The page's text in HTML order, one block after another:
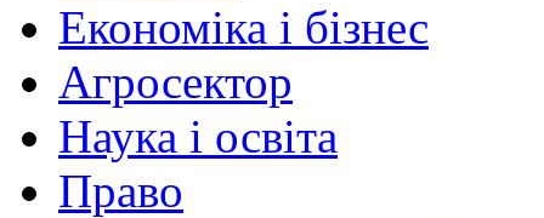
Економіка і бізнес
Агросектор
Наука і освіта
Право